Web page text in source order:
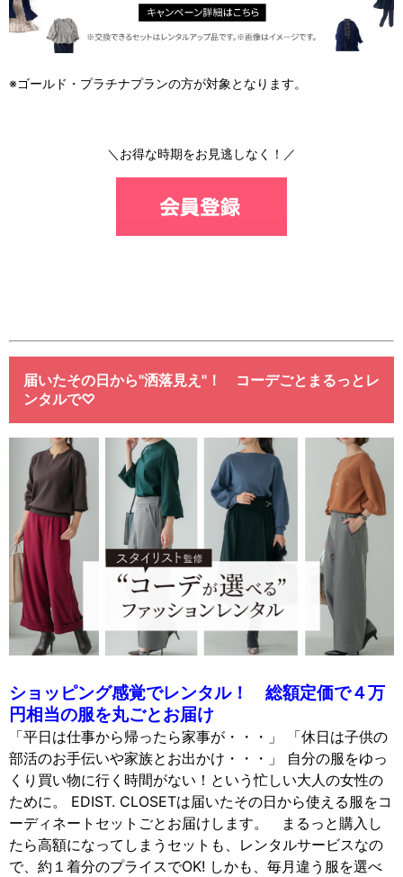
※ゴールド・プラチナプランの方が対象となります。
＼お得な時期をお見逃しなく！／
届いたその日から"洒落見え"！ コーデごとまるっとレ
ンタルで♡
ショッピング感覚でレンタル！ 総額定価で４万
円相当の服を丸ごとお届け
「平日は仕事から帰ったら家事が・・・」 「休日は子供の
部活のお手伝いや家族とお出かけ・・・」 自分の服をゆっ
くり買い物に行く時間がない！という忙しい大人の女性の
ために。 EDIST. CLOSETは届いたその日から使える服をコ
ーディネートセットごとお届けします。 まるっと購入し
たら高額になってしまうセットも、レンタルサービスなの
で、約１着分のプライスでOK! しかも、毎月違う服を選べ